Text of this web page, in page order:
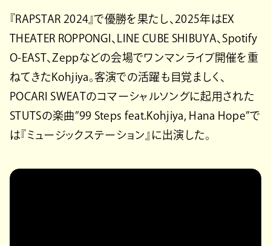
『RAPSTAR 2024』で優勝を果たし、2025年はEX
THEATER ROPPONGI、LINE CUBE SHIBUYA、Spotify
O-EAST、Zeppなどの会場でワンマンライブ開催を重
ねてきたKohjiya。客演での活躍も目覚ましく、
POCARI SWEATのコマーシャルソングに起用された
STUTSの楽曲”99 Steps feat.Kohjiya, Hana Hope”で
は『ミュージックステーション』に出演した。